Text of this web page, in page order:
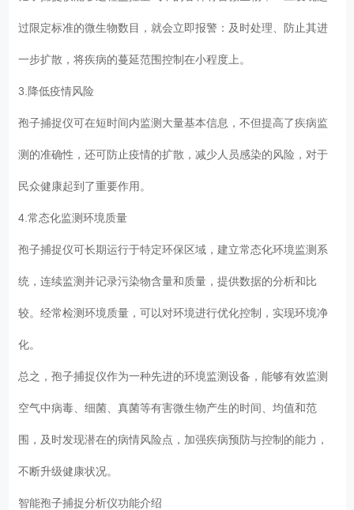
过限定标准的微生物数目，就会立即报警：及时处理、防止其进
一步扩散，将疾病的蔓延范围控制在小程度上。
3.降低疫情风险
孢子捕捉仪可在短时间内监测大量基本信息，不但提高了疾病监
测的准确性，还可防止疫情的扩散，减少人员感染的风险，对于
民众健康起到了重要作用。
4.常态化监测环境质量
孢子捕捉仪可长期运行于特定环保区域，建立常态化环境监测系
统，连续监测并记录污染物含量和质量，提供数据的分析和比
较。经常检测环境质量，可以对环境进行优化控制，实现环境净
化。
总之，孢子捕捉仪作为一种先进的环境监测设备，能够有效监测
空气中病毒、细菌、真菌等有害微生物产生的时间、均值和范
围，及时发现潜在的病情风险点，加强疾病预防与控制的能力，
不断升级健康状况。
智能孢子捕捉分析仪功能介绍